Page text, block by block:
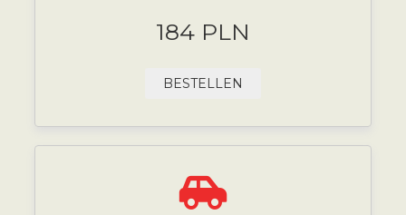
184 PLN
BESTELLEN